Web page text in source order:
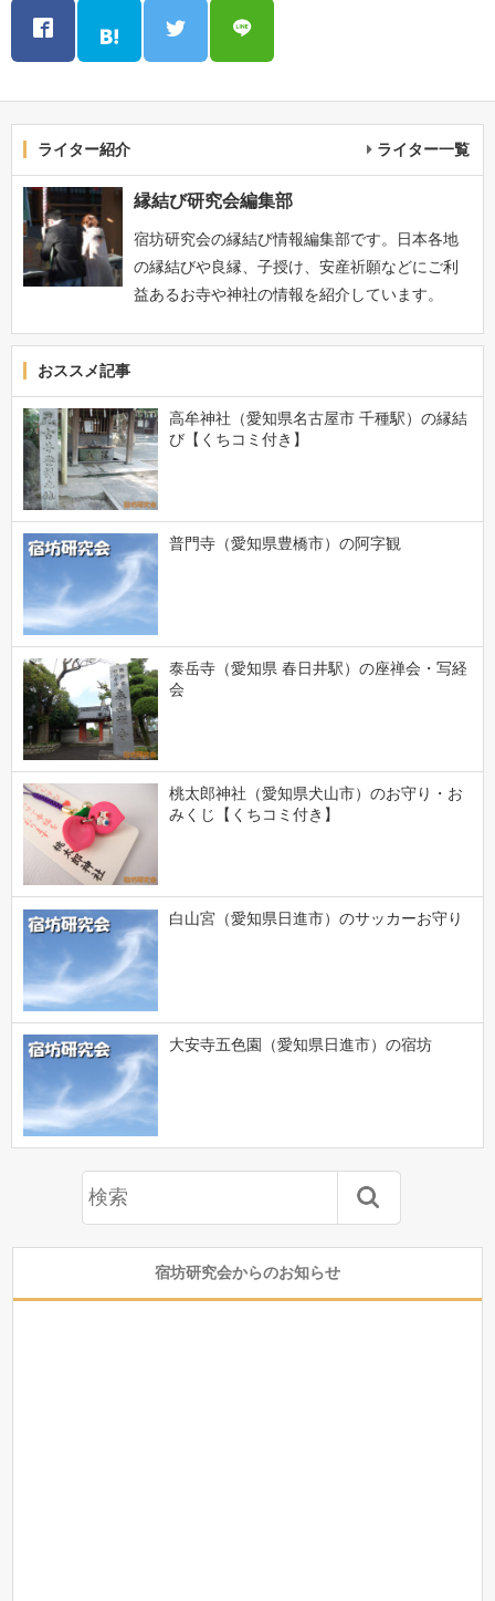
ライター紹介 ライター一覧
縁結び研究会編集部
宿坊研究会の縁結び情報編集部です。日本各地
の縁結びや良縁、子授け、安産祈願などにご利
益あるお寺や神社の情報を紹介しています。
おススメ記事
高牟神社（愛知県名古屋市 千種駅）の縁結
び【くちコミ付き】
普門寺（愛知県豊橋市）の阿字観
泰岳寺（愛知県 春日井駅）の座禅会・写経
会
桃太郎神社（愛知県犬山市）のお守り・お
みくじ【くちコミ付き】
白山宮（愛知県日進市）のサッカーお守り
大安寺五色園（愛知県日進市）の宿坊
宿坊研究会からのお知らせ